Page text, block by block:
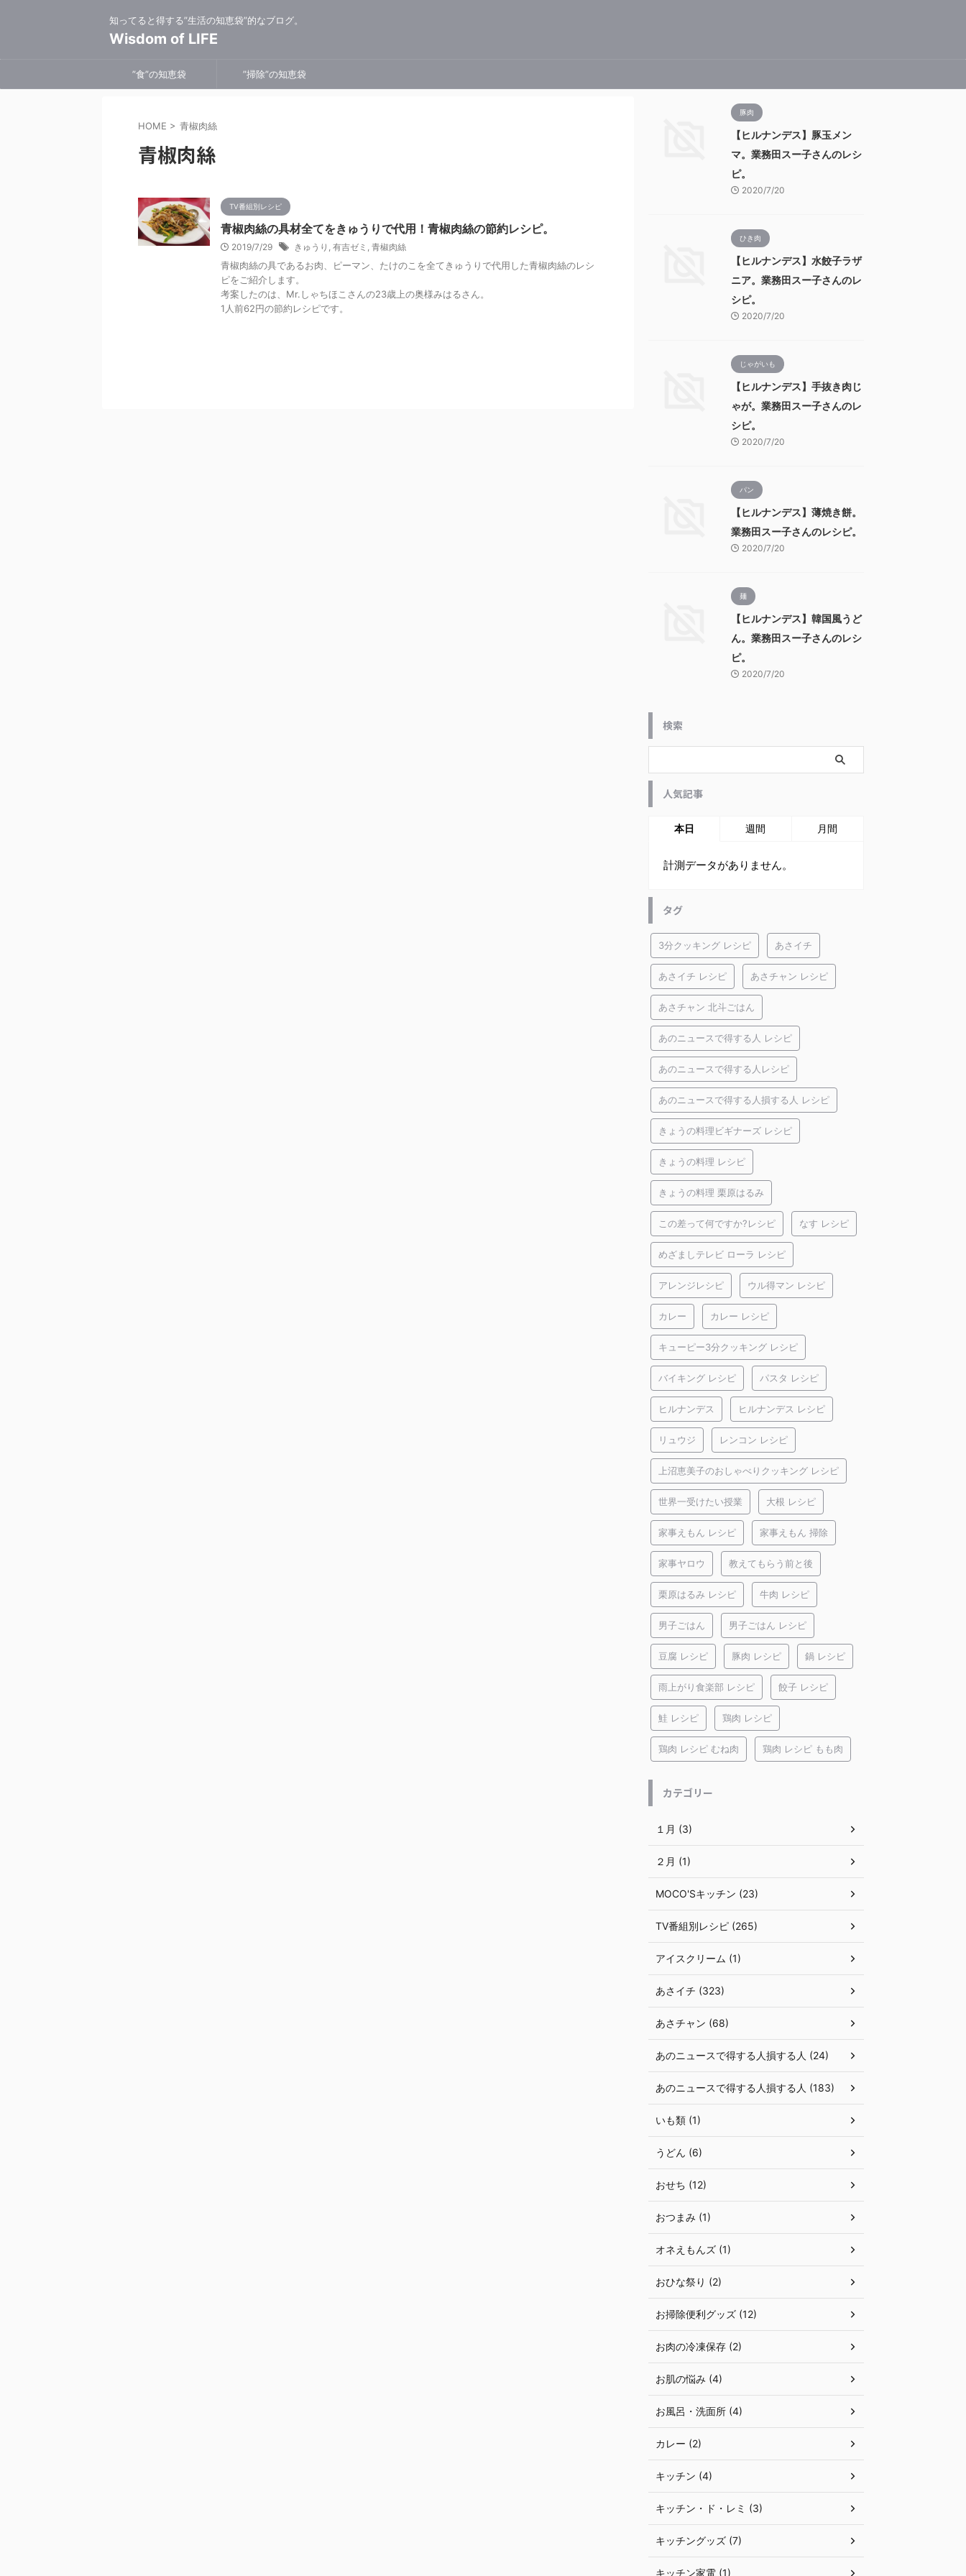
知ってると得する”生活の知恵袋”的なブログ。
Wisdom of LIFE
”食”の知恵袋 ”掃除”の知恵袋
HOME > 青椒肉絲
青椒肉絲
TV番組別レシピ
青椒肉絲の具材全てをきゅうりで代用！青椒肉絲の節約レシピ。
2019/7/29 きゅうり , 有吉ゼミ , 青椒肉絲
青椒肉絲の具であるお肉、ピーマン、たけのこを全てきゅうりで代用した青椒肉絲のレシ
ピをご紹介します。
考案したのは、Mr.しゃちほこさんの23歳上の奥様みはるさん。
1人前62円の節約レシピです。
豚肉
【ヒルナンデス】豚玉メン
マ。業務田スー子さんのレシ
ピ。
2020/7/20
ひき肉
【ヒルナンデス】水餃子ラザ
ニア。業務田スー子さんのレ
シピ。
2020/7/20
じゃがいも
【ヒルナンデス】手抜き肉じ
ゃが。業務田スー子さんのレ
シピ。
2020/7/20
パン
【ヒルナンデス】薄焼き餅。
業務田スー子さんのレシピ。
2020/7/20
麺
【ヒルナンデス】韓国風うど
ん。業務田スー子さんのレシ
ピ。
2020/7/20
検索
人気記事
本日 週間 月間
計測データがありません。
タグ
3分クッキング レシピ あさイチ
あさイチ レシピ あさチャン レシピ
あさチャン 北斗ごはん
あのニュースで得する人 レシピ
あのニュースで得する人レシピ
あのニュースで得する人損する人 レシピ
きょうの料理ビギナーズ レシピ
きょうの料理 レシピ
きょうの料理 栗原はるみ
この差って何ですか?レシピ なす レシピ
めざましテレビ ローラ レシピ
アレンジレシピ ウル得マン レシピ
カレー カレー レシピ
キューピー3分クッキング レシピ
バイキング レシピ パスタ レシピ
ヒルナンデス ヒルナンデス レシピ
リュウジ レンコン レシピ
上沼恵美子のおしゃべりクッキング レシピ
世界一受けたい授業 大根 レシピ
家事えもん レシピ 家事えもん 掃除
家事ヤロウ 教えてもらう前と後
栗原はるみ レシピ 牛肉 レシピ
男子ごはん 男子ごはん レシピ
豆腐 レシピ 豚肉 レシピ 鍋 レシピ
雨上がり食楽部 レシピ 餃子 レシピ
鮭 レシピ 鶏肉 レシピ
鶏肉 レシピ むね肉 鶏肉 レシピ もも肉
カテゴリー
１月 (3)
２月 (1)
MOCO'Sキッチン (23)
TV番組別レシピ (265)
アイスクリーム (1)
あさイチ (323)
あさチャン (68)
あのニュースで得する人損する人 (24)
あのニュースで得する人損する人 (183)
いも類 (1)
うどん (6)
おせち (12)
おつまみ (1)
オネえもんズ (1)
おひな祭り (2)
お掃除便利グッズ (12)
お肉の冷凍保存 (2)
お肌の悩み (4)
お風呂・洗面所 (4)
カレー (2)
キッチン (4)
キッチン・ド・レミ (3)
キッチングッズ (7)
キッチン家電 (1)